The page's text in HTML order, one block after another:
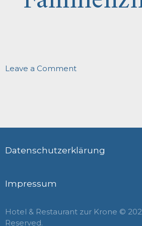
Leave a Commenton
Datenschutzerklärung
Impressum
Hotel & Restaurant zur Krone ©
Reserved.